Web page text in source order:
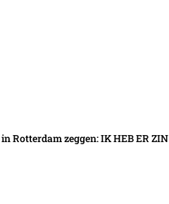
Rotterdam zeggen: IK HEB ER ZIN